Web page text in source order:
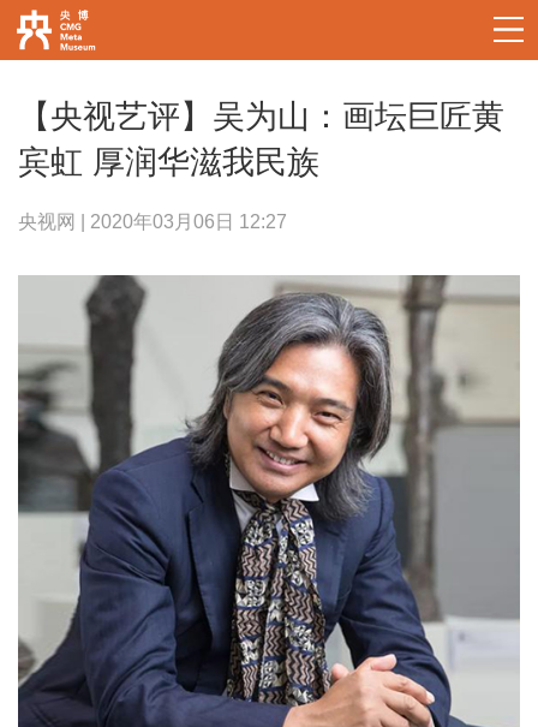
【央视艺评】吴为山：画坛巨匠黄
宾虹 厚润华滋我民族
央视网 | 2020年03月06日 12:27